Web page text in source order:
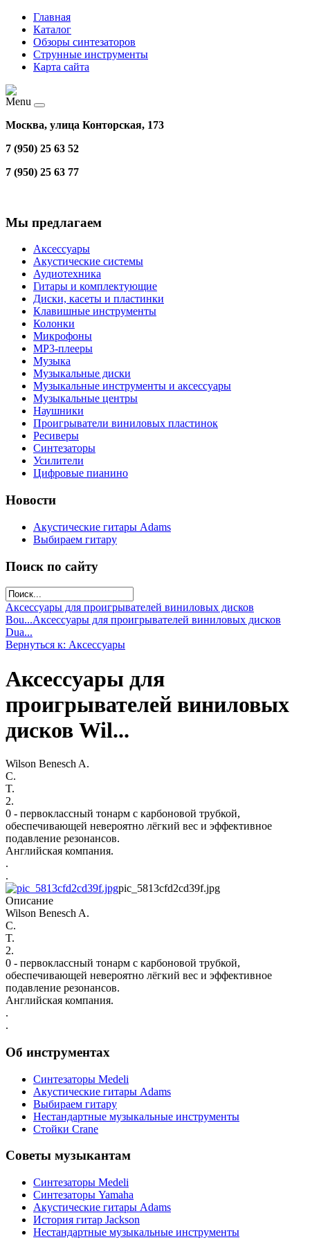
Главная
Каталог
Обзоры синтезаторов
Струнные инструменты
Карта сайта
Menu
Москва, улица Конторская, 173
7 (950) 25 63 52
7 (950) 25 63 77
Мы предлагаем
Аксессуары
Акустические системы
Аудиотехника
Гитары и комплектующие
Диски, касеты и пластинки
Клавишные инструменты
Колонки
Микрофоны
МР3-плееры
Музыка
Музыкальные диски
Музыкальные инструменты и аксессуары
Музыкальные центры
Наушники
Проигрыватели виниловых пластинок
Ресиверы
Синтезаторы
Усилители
Цифровые пианино
Новости
Акустические гитары Adams
Выбираем гитару
Поиск по сайту
Аксессуары для проигрывателей виниловых дисков
Bou...Аксессуары для проигрывателей виниловых дисков
Dua...
Вернуться к: Аксессуары
Аксессуары для
проигрывателей виниловых
дисков Wil...
Wilson Benesch A.
C.
T.
2.
0 - первоклассный тонарм с карбоновой трубкой,
обеспечивающей невероятно лёгкий вес и эффективное
подавление резонансов.
Английская компания.
.
.
pic_5813cfd2cd39f.jpg
Описание
Wilson Benesch A.
C.
T.
2.
0 - первоклассный тонарм с карбоновой трубкой,
обеспечивающей невероятно лёгкий вес и эффективное
подавление резонансов.
Английская компания.
.
.
Об инструментах
Синтезаторы Мedeli
Акустические гитары Adams
Выбираем гитару
Нестандартные музыкальные инструменты
Стойки Crane
Советы музыкантам
Синтезаторы Мedeli
Синтезаторы Yamaha
Акустические гитары Adams
История гитар Jackson
Нестандартные музыкальные инструменты